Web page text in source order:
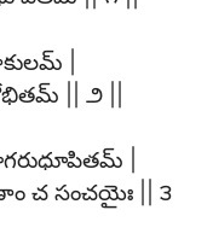
|
|| ౨ ||
|
చ సంచయైః || ౩